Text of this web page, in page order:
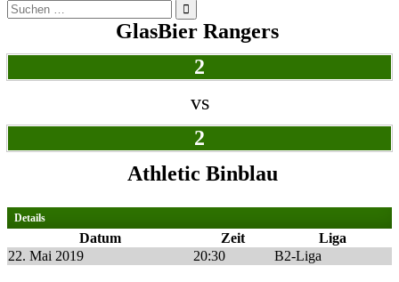
Suchen
nach:
GlasBier Rangers
2
vs
2
Athletic Binblau
Details
Datum Zeit
Liga
22. Mai 2019
20:30 B2-Liga